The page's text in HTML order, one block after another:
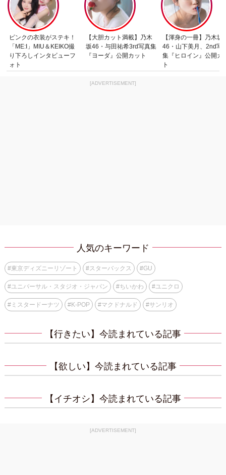
ピンクの衣装がステキ！
「ME:I」MIU＆KEIKO撮
り下ろしインタビューフ
ォト
【大胆カット満載】乃木
坂46・与田祐希3rd写真集
『ヨーダ』公開カット
【渾身の一冊】乃木坂
46・山下美月、2nd写
集『ヒロイン』公開カ
ト
[ADVERTISEMENT]
人気のキーワード
#東京ディズニーリゾート #スターバックス #GU
#ユニバーサル・スタジオ・ジャパン #ちいかわ #ユニクロ
#ミスタードーナツ #K-POP #マクドナルド #サンリオ
【行きたい】今読まれている記事
【欲しい】今読まれている記事
【イチオシ】今読まれている記事
[ADVERTISEMENT]